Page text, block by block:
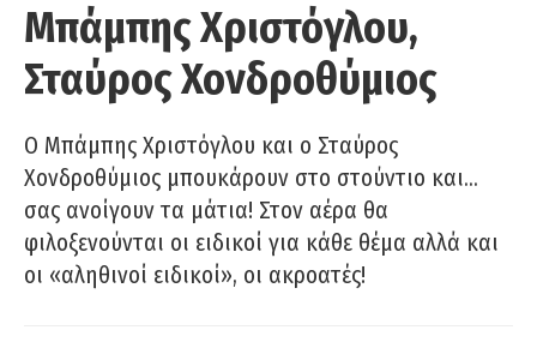
Μπάμπης Χριστόγλου,
Σταύρος Χονδροθύμιος
O Μπάμπης Χριστόγλου και ο Σταύρος
Χονδροθύμιος μπουκάρουν στο στούντιο και…
σας ανοίγουν τα μάτια! Στον αέρα θα
φιλοξενούνται οι ειδικοί για κάθε θέμα αλλά και
οι «αληθινοί ειδικοί», οι ακροατές!